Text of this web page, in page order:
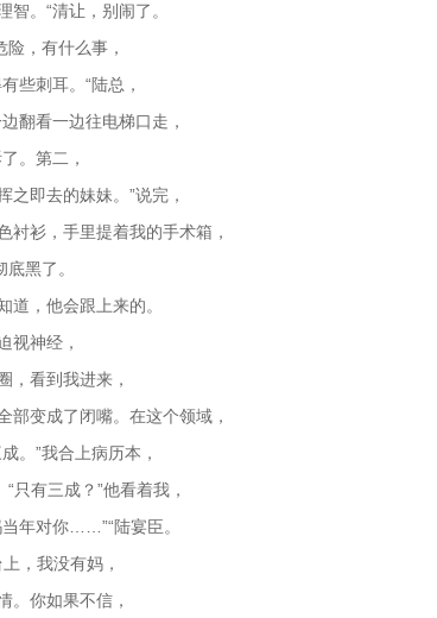
。“清让，别闹了。
，有什么事，
些刺耳。“陆总，
翻看一边往电梯口走，
。第二，
即去的妹妹。”说完，
衬衫，手里提着我的手术箱，
黑了。
，他会跟上来的。
视神经，
，看到我进来，
部变成了闭嘴。在这个领域，
。”我合上病历本，
只有三成？”他看着我，
年对你……”“陆宴臣。
，我没有妈，
。你如果不信，